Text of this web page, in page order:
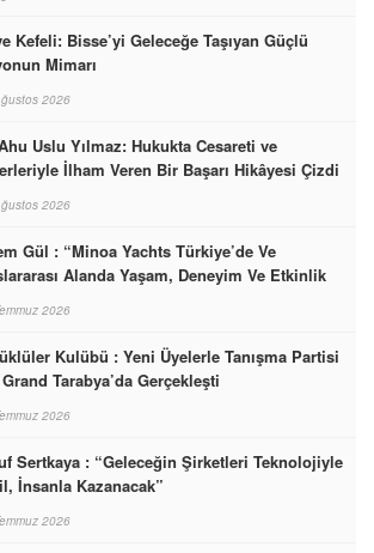
Kefeli: Bisse’yi Geleceğe Taşıyan Güçlü
Mimarı
2026
Uslu Yılmaz: Hukukta Cesareti ve
İlham Veren Bir Başarı Hikâyesi Çizdi
2026
Gül : “Minoa Yachts Türkiye’de Ve
Alanda Yaşam, Deneyim Ve Etkinlik
Olacak”
2026
Kulübü : Yeni Üyelerle Tanışma Partisi
Tarabya’da Gerçekleşti
2026
Sertkaya : “Geleceğin Şirketleri Teknolojiyle
İnsanla Kazanacak”
2026